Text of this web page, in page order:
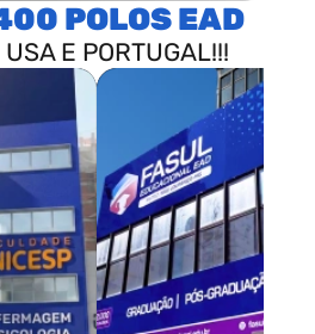
POLOS
E PORTUGAL!!!